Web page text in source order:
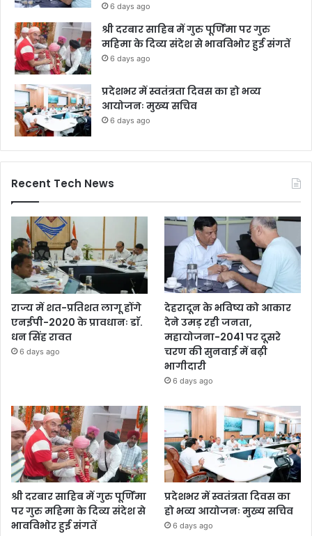
6 days ago
श्री दरबार साहिब में गुरु पूर्णिमा पर गुरु
महिमा के दिव्य संदेश से भावविभोर हुई संगतें
6 days ago
प्रदेशभर में स्वतंत्रता दिवस का हो भव्य
आयोजनः मुख्य सचिव
6 days ago
Recent Tech News
राज्य में शत-प्रतिशत लागू होंगे
एनईपी-2020 के प्रावधानः डाॅ.
धन सिंह रावत
6 days ago
देहरादून के भविष्य को आकार
देने उमड़ रही जनता,
महायोजना-2041 पर दूसरे
चरण की सुनवाई में बढ़ी
भागीदारी
6 days ago
श्री दरबार साहिब में गुरु पूर्णिमा
पर गुरु महिमा के दिव्य संदेश से
भावविभोर हुई संगतें
प्रदेशभर में स्वतंत्रता दिवस का
हो भव्य आयोजनः मुख्य सचिव
6 days ago